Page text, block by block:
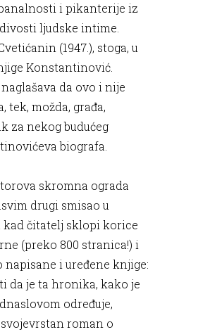
i pikanterije iz
ljudske intime.
(1947.), stoga, u
Konstantinović.
da ovo i nije
tek, možda, građa,
za nekog budućeg
biografa.
skromna ograda
drugi smisao u
čitatelj sklopi korice
(preko 800 stranica!) i
napisane i uređene knjige:
da je ta hronika, kako je
određuje,
roman o